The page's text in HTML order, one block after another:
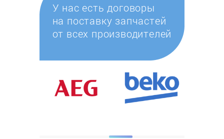
У нас есть договоры
на поставку запчастей
от всех производителей